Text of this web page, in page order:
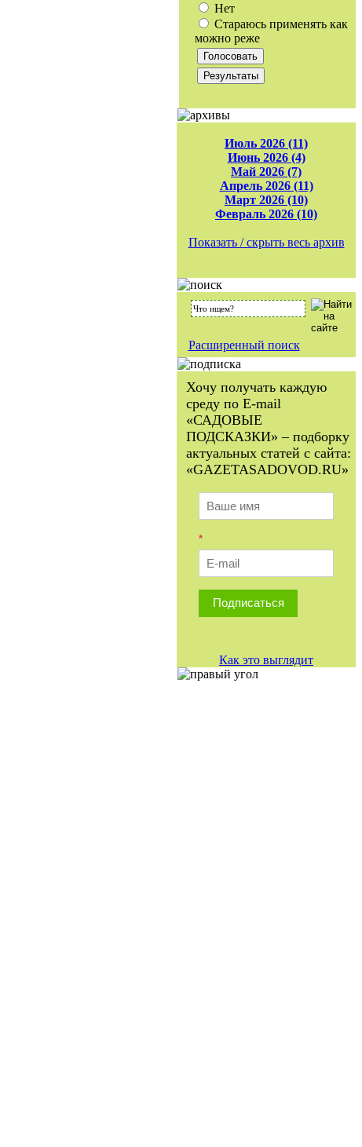
Нет
Стараюсь применять как
можно реже
Июль 2026 (11)
Июнь 2026 (4)
Май 2026 (7)
Апрель 2026 (11)
Март 2026 (10)
Февраль 2026 (10)
Показать / скрыть весь архив
Расширенный поиск
Хочу получать каждую
среду по E-mail
«САДОВЫЕ
ПОДСКАЗКИ» – подборку
актуальных статей с сайта:
«GAZETASADOVOD.RU»
*
Подписаться
Как это выглядит